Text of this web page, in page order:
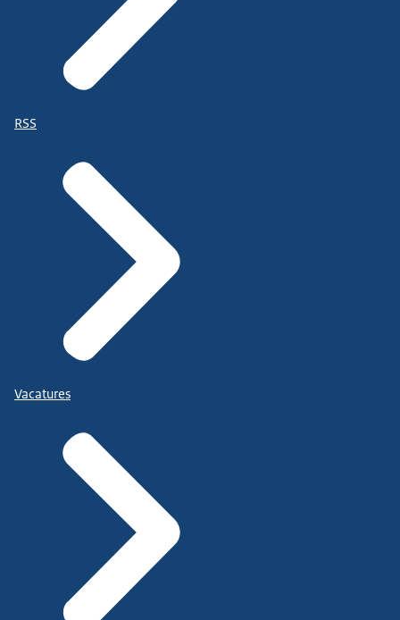
RSS
Vacatures